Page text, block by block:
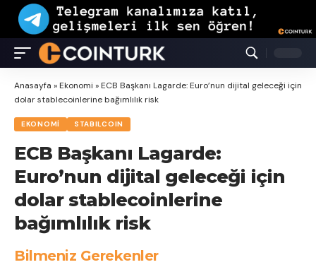
Anasayfa »Ekonomi »ECB Başkanı Lagarde: Euro’nun dijital geleceği için
dolar stablecoinlerine bağımlılık risk
EKONOMI STABILCOIN
ECB Başkanı Lagarde:
Euro’nun dijital geleceği için
dolar stablecoinlerine
bağımlılık risk
Bilmeniz Gerekenler